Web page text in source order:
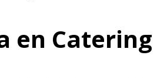
en Catering